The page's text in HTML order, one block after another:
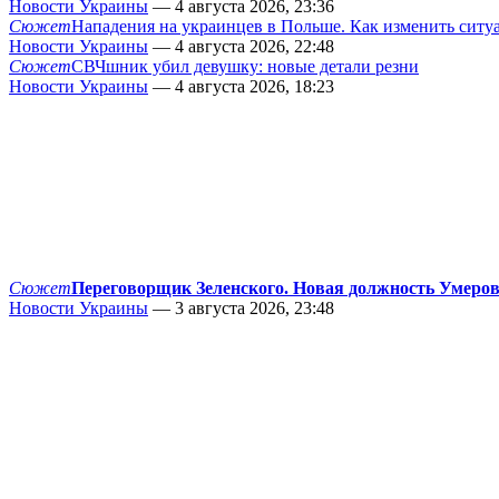
Новости Украины — 4 августа 2026, 23:36
СюжетНападения на украинцев в Польше. Как изменить
Новости Украины — 4 августа 2026, 22:48
СюжетСВЧшник убил девушку: новые детали резни
Новости Украины — 4 августа 2026, 18:23
СюжетПереговорщик Зеленского. Новая должность
Новости Украины — 3 августа 2026, 23:48